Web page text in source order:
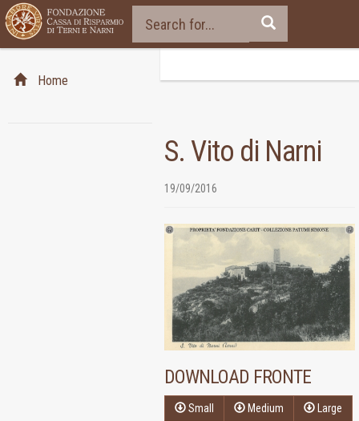
Home
S. Vito di Narni
19/09/2016
DOWNLOAD FRONTE
Small Medium Large